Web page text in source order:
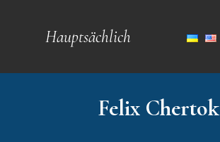
Hauptsächlich
Felix Chertok